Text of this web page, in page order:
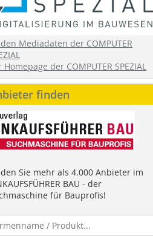
Mediadaten der COMPUTER
Homepage der COMPUTER SPEZIAL
finden
Sie mehr als 4.000 Anbieter im
BAU - der
für Bauprofis!